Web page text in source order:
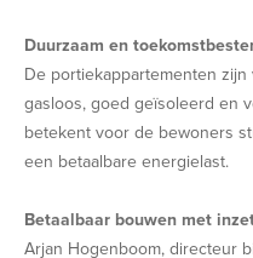
Duurzaam en
De portiekappartementen
gasloos, goed geïsoleerd en
betekent voor de bewoners
een betaalbare energielast.
Betaalbaar bouwen met
Arjan Hogenboom, directeur